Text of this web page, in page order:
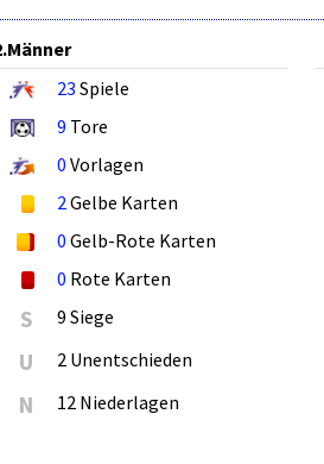
23 Spiele
9 Tore
0 Vorlagen
2Gelbe Karten
0 Gelb-Rote Karten
0 Rote Karten
S 9 Siege
U 2 Unentschieden
N 12 Niederlagen